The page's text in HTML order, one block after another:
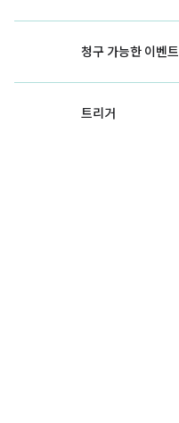
청구 가능한 이벤트
트리거